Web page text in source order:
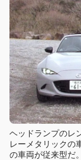
ヘッドランプのレ
レーメタリックの
の車両が従来型だ。